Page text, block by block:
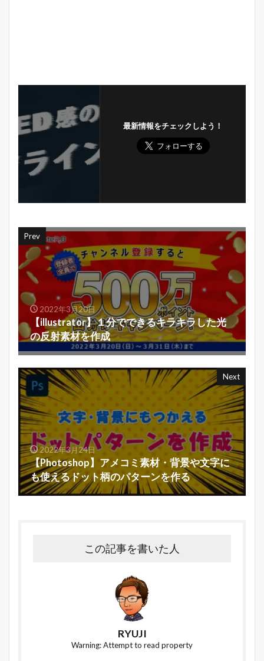
最新情報をチェックしよう！
Prev
2022年3月20日
【illustrator】１分でできるキラキラした光
の反射素材を作成
Next
2022年3月24日
【Photoshop】アメコミ素材・背景や文字に
も使えるドット柄のパターンを作る
この記事を書いた人
RYUJI
Warning: Attempt to read property